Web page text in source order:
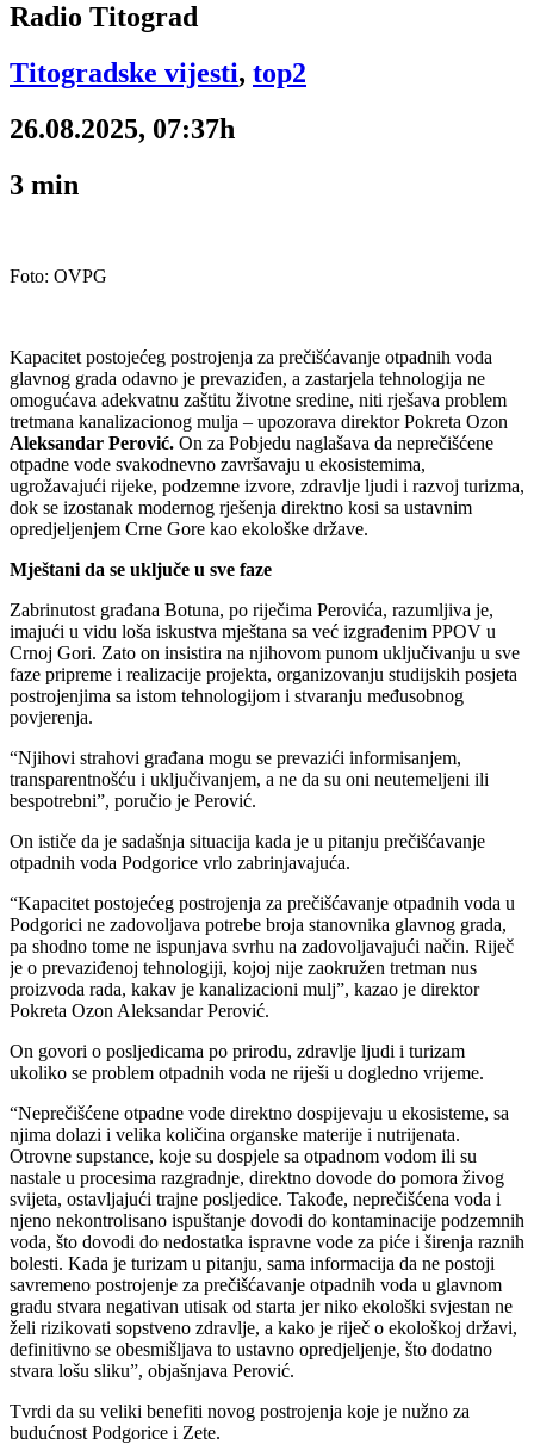
Radio Titograd
Titogradske vijesti, top2
26.08.2025, 07:37h
3 min
Foto: OVPG
Kapacitet postojećeg postrojenja za prečišćavanje otpadnih voda
glavnog grada odavno je prevaziđen, a zastarjela tehnologija ne
omogućava adekvatnu zaštitu životne sredine, niti rješava problem
tretmana kanalizacionog mulja – upozorava direktor Pokreta Ozon
Aleksandar Perović. On za Pobjedu naglašava da neprečišćene
otpadne vode svakodnevno završavaju u ekosistemima,
ugrožavajući rijeke, podzemne izvore, zdravlje ljudi i razvoj turizma,
dok se izostanak modernog rješenja direktno kosi sa ustavnim
opredjeljenjem Crne Gore kao ekološke države.
Mještani da se uključe u sve faze
Zabrinutost građana Botuna, po riječima Perovića, razumljiva je,
imajući u vidu loša iskustva mještana sa već izgrađenim PPOV u
Crnoj Gori. Zato on insistira na njihovom punom uključivanju u sve
faze pripreme i realizacije projekta, organizovanju studijskih posjeta
postrojenjima sa istom tehnologijom i stvaranju međusobnog
povjerenja.
“Njihovi strahovi građana mogu se prevazići informisanjem,
transparentnošću i uključivanjem, a ne da su oni neutemeljeni ili
bespotrebni”, poručio je Perović.
On ističe da je sadašnja situacija kada je u pitanju prečišćavanje
otpadnih voda Podgorice vrlo zabrinjavajuća.
“Kapacitet postojećeg postrojenja za prečišćavanje otpadnih voda u
Podgorici ne zadovoljava potrebe broja stanovnika glavnog grada,
pa shodno tome ne ispunjava svrhu na zadovoljavajući način. Riječ
je o prevaziđenoj tehnologiji, kojoj nije zaokružen tretman nus
proizvoda rada, kakav je kanalizacioni mulj”, kazao je direktor
Pokreta Ozon Aleksandar Perović.
On govori o posljedicama po prirodu, zdravlje ljudi i turizam
ukoliko se problem otpadnih voda ne riješi u dogledno vrijeme.
“Neprečišćene otpadne vode direktno dospijevaju u ekosisteme, sa
njima dolazi i velika količina organske materije i nutrijenata.
Otrovne supstance, koje su dospjele sa otpadnom vodom ili su
nastale u procesima razgradnje, direktno dovode do pomora živog
svijeta, ostavljajući trajne posljedice. Takođe, neprečišćena voda i
njeno nekontrolisano ispuštanje dovodi do kontaminacije podzemnih
voda, što dovodi do nedostatka ispravne vode za piće i širenja raznih
bolesti. Kada je turizam u pitanju, sama informacija da ne postoji
savremeno postrojenje za prečišćavanje otpadnih voda u glavnom
gradu stvara negativan utisak od starta jer niko ekološki svjestan ne
želi rizikovati sopstveno zdravlje, a kako je riječ o ekološkoj državi,
definitivno se obesmišljava to ustavno opredjeljenje, što dodatno
stvara lošu sliku”, objašnjava Perović.
Tvrdi da su veliki benefiti novog postrojenja koje je nužno za
budućnost Podgorice i Zete.